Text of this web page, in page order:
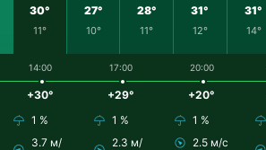
30°
11°
27°
10°
28°
11°
31°
12°
31°
14°
14:00
+30°
1 %
3.7 м/
17:00
+29°
1 %
2.3 м/
20:00
+20°
1 %
2.5 м/с